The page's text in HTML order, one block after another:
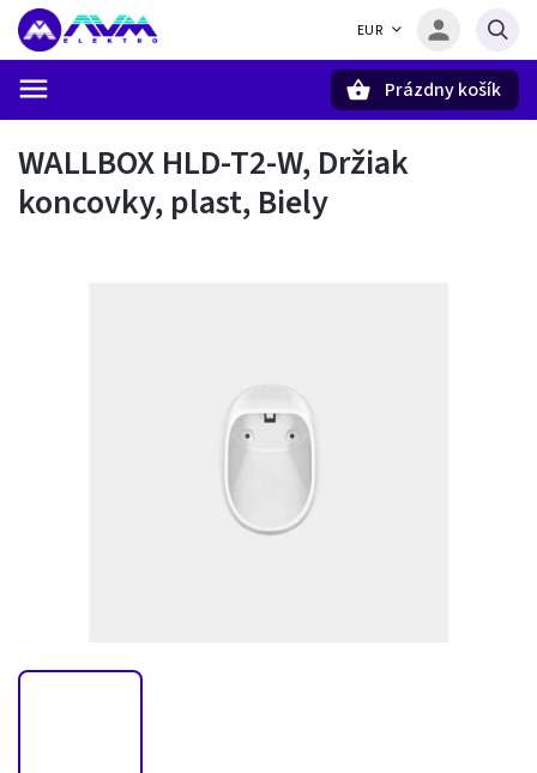
EUR
Prázdny košík
WALLBOX HLD-T2-W, Držiak
koncovky, plast, Biely